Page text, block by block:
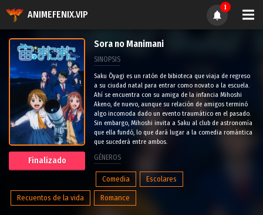
ANIMEFENIX.VIP
1
Finalizado
Sora no Manimani
SINOPSIS
Saku Ōyagi es un ratón de bibioteca que viaja de regreso
a su ciudad natal para entrar como novato a la escuela.
Ahí se encuentra con su amiga de la infancia Mihoshi
Akeno, de nuevo, aunque su relación de amigos terminó
algo incomoda dado un evento traumático en el pasado.
Sin embargo, Mihoshi invita a Saku al club de astronomía
que ella fundó, lo que dará lugar a la comedia romántica
que sucederá entre ambos.
GÉNEROS
Comedia Escolares
Recuentos de la vida Romance